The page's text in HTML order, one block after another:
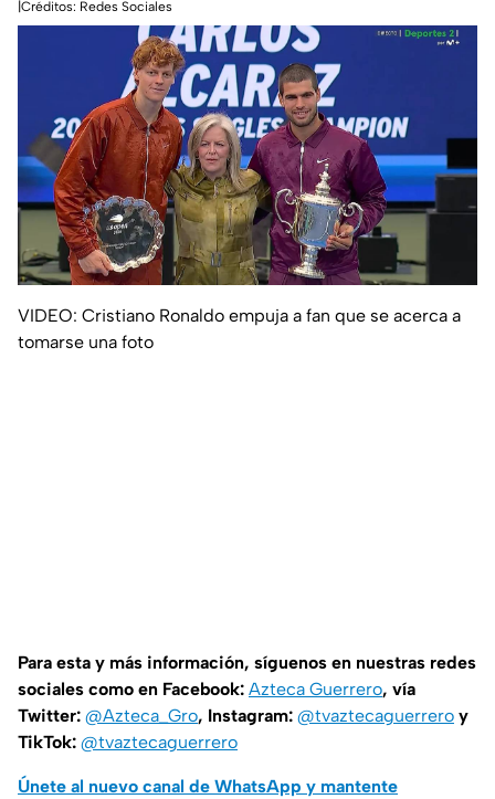
|Créditos: Redes Sociales
VIDEO: Cristiano Ronaldo empuja a fan que se acerca a
tomarse una foto
Para esta y más información, síguenos en nuestras redes
sociales como en Facebook: Azteca Guerrero, vía
Twitter: @Azteca_Gro, Instagram: @tvaztecaguerrero y
TikTok: @tvaztecaguerrero
Únete al nuevo canal de WhatsApp y mantente